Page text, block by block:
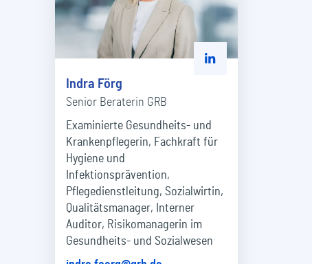
Zu Linked-In-Kanal
Indra Förg
Senior Beraterin GRB
Examinierte Gesundheits- und
Krankenpflegerin, Fachkraft für
Hygiene und
Infektionsprävention,
Pflegedienstleitung, Sozialwirtin,
Qualitätsmanager, Interner
Auditor, Risikomanagerin im
Gesundheits- und Sozialwesen